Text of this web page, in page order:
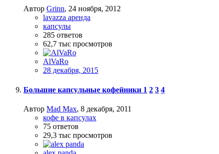
Автор Grinn, 24 ноября, 2012
lavazza аренда
капсулы
285 ответов
62,7 тыс просмотров
AlVaRo
28 декабря, 2015
Большие капсульные кофейники 1 2 3 4
Автор Mad Max, 8 декабря, 2011
кофе в капсулах
75 ответов
29,3 тыс просмотров